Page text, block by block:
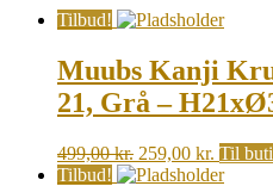
Tilbud!
Muubs Kanji
21, Grå –
499,00kr. Original
price
259,00 kr. Current
price
Til
Tilbud!